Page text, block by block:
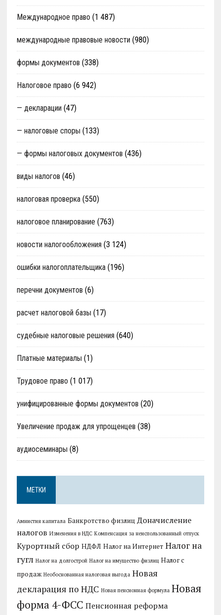
Международное право (1 487)
международные правовые новости (980)
формы документов (338)
Налоговое право (6 942)
— декларации (47)
— налоговые споры (133)
— формы налоговых документов (436)
виды налогов (46)
налоговая проверка(550)
налоговое планирование (763)
новости налогообложения (3 124)
ошибки налогоплательщика(196)
перечни документов (6)
расчет налоговой базы (17)
судебные налоговые решения (640)
Платные материалы (1)
Трудовое право (1 017)
унифицированные формы документов (20)
Увеличение продаж для упрощенцев (38)
аудиосеминары (8)
МЕТКИ
Амнистия капитала Банкротство физлиц Доначисление
налогов Изменения в НДС Компенсация за неиспользованный отпуск
Курортный сбор НДФЛ Налог на Интернет Налог на
гугл Налог на долгострой Налог на имущество физлиц Налог с
продаж Необоснованная налоговая выгода Новая
декларация по НДС Новая пенсионная формула Новая
форма 4-ФСС Пенсионная реформа